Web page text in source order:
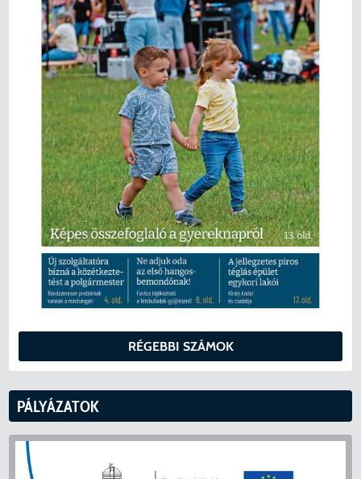
RÉGEBBI SZÁMOK
PÁLYÁZATOK